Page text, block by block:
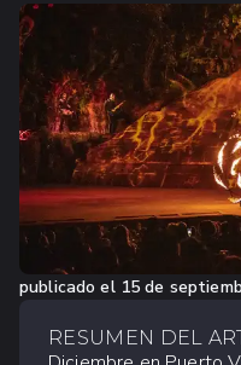
publicado el 15 de
RESUMEN DEL